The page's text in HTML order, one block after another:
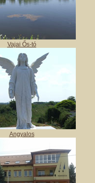
Vajai Ős-tó
Angyalos